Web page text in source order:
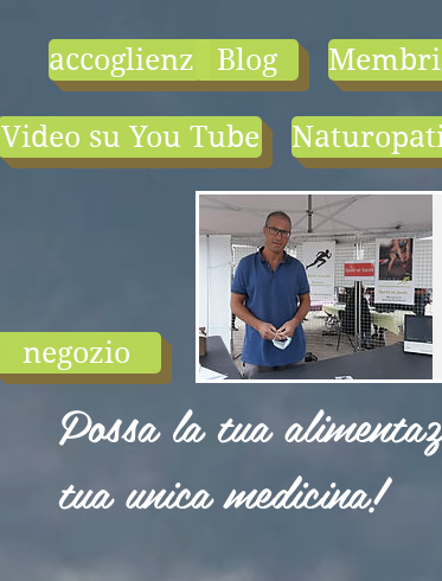
accoglienza Blog
Video su You Tube
negozio
- le tarif comprend:
1) une visio-
conférence par
mois en salle ou en
ligne.
2) 1 cours en
groupe de condition
physique en ligne
ou en salle par
semaine (sauf juillet
et ...
Possa la tua
tua unica medicina!